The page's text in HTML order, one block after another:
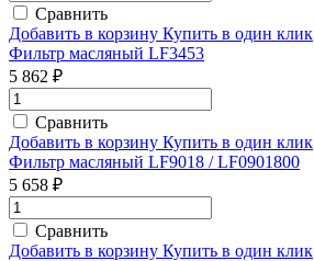
Сравнить
Добавить в корзину Купить в один клик
Фильтр масляный LF3453
5 862 ₽
Сравнить
Добавить в корзину Купить в один клик
Фильтр масляный LF9018 / LF0901800
5 658 ₽
Сравнить
Добавить в корзину Купить в один клик